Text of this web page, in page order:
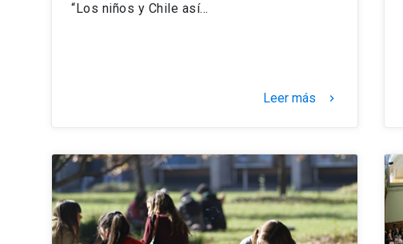
“Los niños y Chile así…
Leer más keyboard_arrow_right